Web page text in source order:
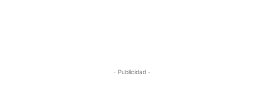
- Publicidad -